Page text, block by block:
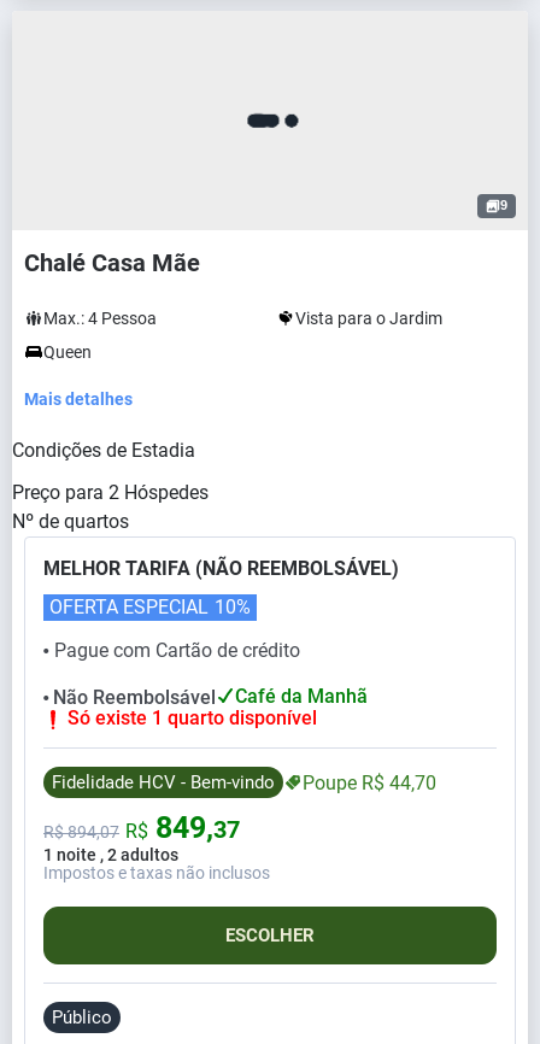
9
Chalé Casa Mãe
Max.:4 Pessoa
Vista para o Jardim
Queen
Mais detalhes
Condições de Estadia
Preço para 2 Hóspedes
Nº de quartos
MELHOR TARIFA (NÃO REEMBOLSÁVEL)
⬤ Pague com Cartão de crédito
OFERTA ESPECIAL 10%
⬤ Não Reembolsável
Café da Manhã
Só existe 1 quarto disponível
Fidelidade HCV - Bem-vindo Poupe R$ 44,70
1 noite , 2 adultos
R$894,07 R$ 849,37
Impostos e taxas não inclusos
ESCOLHER
Público